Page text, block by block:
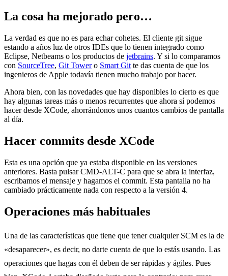
La cosa ha mejorado pero…
La verdad es que no es para echar cohetes. El cliente git sigue
estando a años luz de otros IDEs que lo tienen integrado como
Eclipse, Netbeams o los productos de jetbrains. Y si lo comparamos
con SourceTree, Git Towero Smart Git te das cuenta de que los
ingenieros de Apple todavía tienen mucho trabajo por hacer.
Ahora bien, con las novedades que hay disponibles lo cierto es que
hay algunas tareas más o menos recurrentes que ahora sí podemos
hacer desde XCode, ahorrándonos unos cuantos cambios de pantalla
al día.
Hacer commits desde XCode
Esta es una opción que ya estaba disponible en las versiones
anteriores. Basta pulsar CMD-ALT-C para que se abra la interfaz,
escribamos el mensaje y hagamos el commit. Esta pantalla no ha
cambiado prácticamente nada con respecto a la versión 4.
Operaciones más habituales
Una de las características que tiene que tener cualquier SCM es la de
«desaparecer», es decir, no darte cuenta de que lo estás usando. Las
operaciones que hagas con él deben de ser rápidas y ágiles. Pues